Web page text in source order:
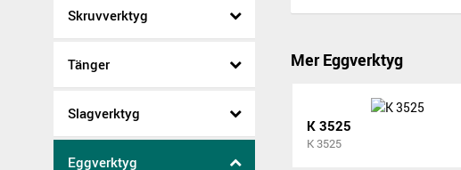
Skruvverktyg
Tänger
Slagverktyg
Eggverktyg
Mer Eggverktyg
K 3525
K 3525